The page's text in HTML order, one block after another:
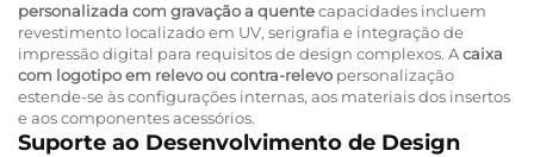
personalizada com gravação a quentecapacidades incluem
revestimento localizado em UV, serigrafia e integração de
impressão digital para requisitos de design complexos. Acaixa
com logotipo em relevo ou contra-relevo personalização
estende-se às configurações internas, aos materiais dos insertos
e aos componentes acessórios.
Suporte ao Desenvolvimento de Design